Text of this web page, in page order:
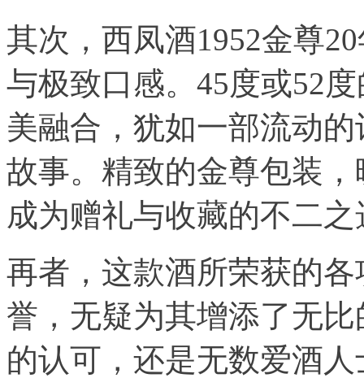
其次，西凤酒1952金尊
与极致口感。45度或52
美融合，犹如一部流动
故事。精致的金尊包装
成为赠礼与收藏的不二之
再者，这款酒所荣获的
誉，无疑为其增添了无
的认可，还是无数爱酒